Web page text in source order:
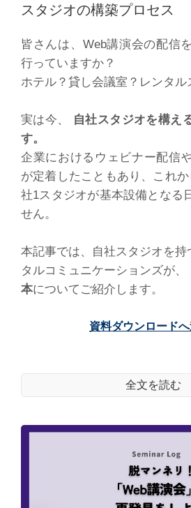
スタジオの構築プロセス
皆さんは、Web講演会の配信
行っていますか？
ホテル？貸し会議室？レンタル
実は今、
自社スタジオを構え
す。
企業におけるウェビナー配信
が定着したこともあり、これ
社1スタジオが基本設備となる
せん。
本記事では、自社スタジオを持
タルコミュニケーションズが、
本についてご紹介します。
資料ダウンロード
全文を読む